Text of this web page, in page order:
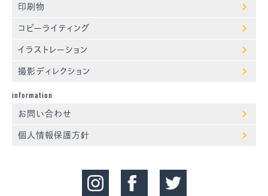
印刷物
コピーライティング
イラストレーション
撮影ディレクション
information
お問い合わせ
個人情報保護方針